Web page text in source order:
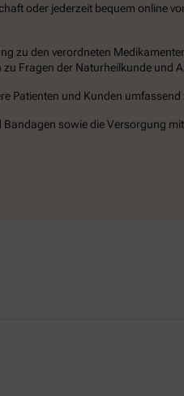
oder jederzeit bequem online
zu den verordneten
Fragen der Naturheilkunde und
Patienten und Kunden umfassend
sowie die Versorgung